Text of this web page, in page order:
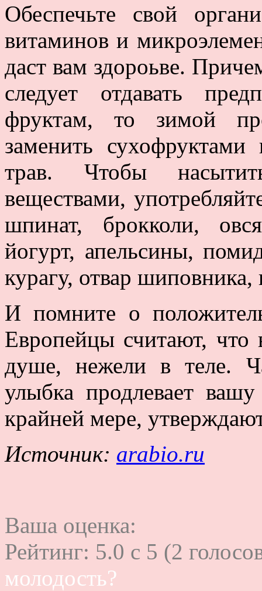
Обеспечьте свой
витаминов и
даст вам здороьве.
следует отдавать
фруктам, то зимой
заменить
трав. Чтобы
веществами,
шпинат, брокколи,
йогурт, апельсины,
курагу, отвар
И помните о
Европейцы считают, что
душе, нежели в теле.
улыбка продлевает
крайней мере,
Источник: arabio.ru
Ваша оценка:
Рейтинг: 5.0 c 5 (2
молодость?